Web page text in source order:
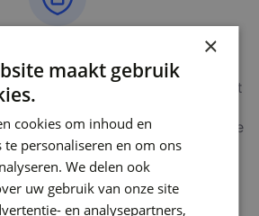
op mensen en processen en helpt
te houden. Met duidelijke keuzes
inrichting werkt security vóór je
niet ertegen.
×
maakt gebruik
cookies om inhoud en
te personaliseren en om ons
We delen ook
uw gebruik van onze site
en analysepartners,